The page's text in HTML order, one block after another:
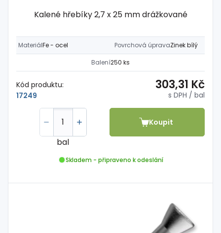
Kalené hřebíky 2,7 x 25 mm drážkované
MateriálFe - ocel Povrchová úpravaZinek bílý
Balení250 ks
Kód produktu:
17249
303,31 Kč
s DPH / bal
bal
Koupit
Skladem - připraveno k odeslání